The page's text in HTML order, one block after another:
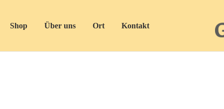
Shop Über uns Ort Kontakt